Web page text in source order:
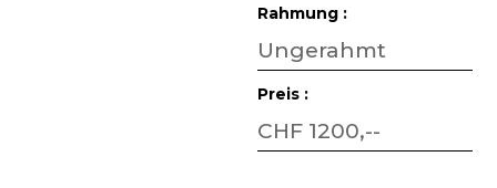
Rahmung :
Ungerahmt
Preis :
CHF 1200,--